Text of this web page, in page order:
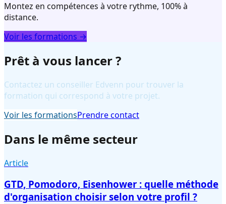
Montez en compétences à votre rythme, 100% à
distance.
Voir les formations →
Prêt à vous lancer ?
Contactez un conseiller Edvenn pour trouver la
formation qui correspond à votre projet.
Voir les formationsPrendre contact
Dans le même secteur
Article
GTD, Pomodoro, Eisenhower : quelle méthode
d'organisation choisir selon votre profil ?